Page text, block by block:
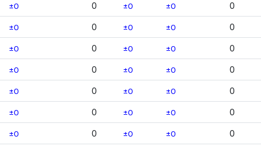
±0 0 ±0 ±0 0
±0 0 ±0 ±0 0
±0 0 ±0 ±0 0
±0 0 ±0 ±0 0
±0 0 ±0 ±0 0
±0 0 ±0 ±0 0
±0 0 ±0 ±0 0